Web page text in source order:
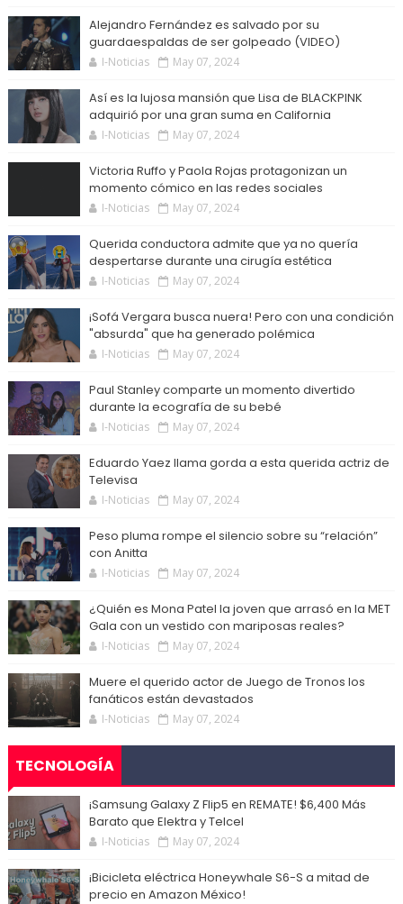
Alejandro Fernández es salvado por su
guardaespaldas de ser golpeado (VIDEO)
I-Noticias May 07, 2024
Así es la lujosa mansión que Lisa de BLACKPINK
adquirió por una gran suma en California
I-Noticias May 07, 2024
Victoria Ruffo y Paola Rojas protagonizan un
momento cómico en las redes sociales
I-Noticias May 07, 2024
Querida conductora admite que ya no quería
despertarse durante una cirugía estética
I-Noticias May 07, 2024
¡Sofá Vergara busca nuera! Pero con una condición
"absurda" que ha generado polémica
I-Noticias May 07, 2024
Paul Stanley comparte un momento divertido
durante la ecografía de su bebé
I-Noticias May 07, 2024
Eduardo Yaez llama gorda a esta querida actriz de
Televisa
I-Noticias May 07, 2024
Peso pluma rompe el silencio sobre su “relación”
con Anitta
I-Noticias May 07, 2024
¿Quién es Mona Patel la joven que arrasó en la MET
Gala con un vestido con mariposas reales?
I-Noticias May 07, 2024
Muere el querido actor de Juego de Tronos los
fanáticos están devastados
I-Noticias May 07, 2024
TECNOLOGÍA
¡Samsung Galaxy Z Flip5 en REMATE! $6,400 Más
Barato que Elektra y Telcel
I-Noticias May 07, 2024
¡Bicicleta eléctrica Honeywhale S6-S a mitad de
precio en Amazon México!